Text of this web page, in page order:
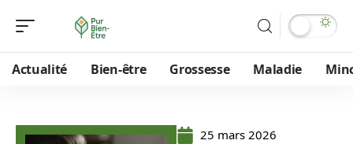
Actualité Bien-être Grossesse Maladie
25 mars 2026